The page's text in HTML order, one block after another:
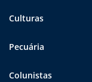
Culturas
Pecuária
Colunistas